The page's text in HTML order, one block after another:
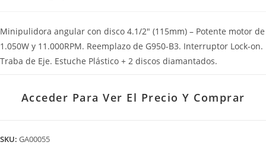
Minipulidora angular con disco 4.1/2″ (115mm) – Potente motor de
1.050W y 11.000RPM. Reemplazo de G950-B3. Interruptor Lock-on.
Traba de Eje. Estuche Plástico + 2 discos diamantados.
Acceder Para Ver El Precio Y Comprar
SKU: GA00055